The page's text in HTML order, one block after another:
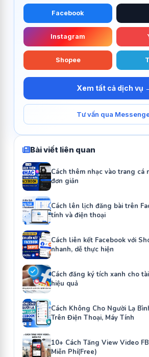
Facebook
Instagram
Shopee
Xem tất cả dịch vụ
Tư vấn qua
Bài viết liên quan
Cách thêm nhạc vào trang cá
đơn giản
Cách lên lịch đăng bài trên
tính và điện thoại
Cách liên kết Facebook với
nhanh, dễ thực hiện
Cách đăng ký tích xanh cho
hiệu quả
Cách Không Cho Người Lạ
Trên Điện Thoại, Máy Tính
10+ Cách Tăng View Video
Miễn Phí(Free)